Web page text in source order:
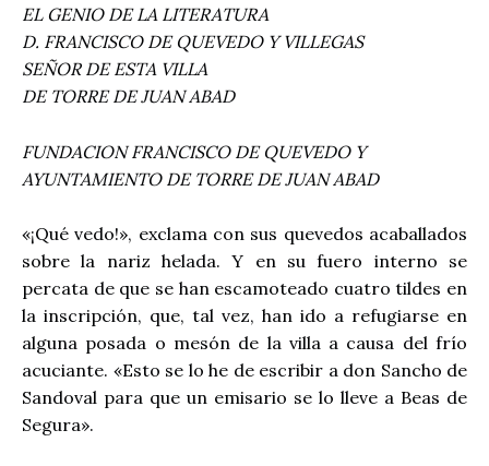
EL GENIO DE LA LITERATURA
D. FRANCISCO DE QUEVEDO Y VILLEGAS
SEÑOR DE ESTA VILLA
DE TORRE DE JUAN ABAD
FUNDACION FRANCISCO DE QUEVEDO Y
AYUNTAMIENTO DE TORRE DE JUAN ABAD
«¡Qué vedo!», exclama con sus quevedos acaballados
sobre la nariz helada. Y en su fuero interno se
percata de que se han escamoteado cuatro tildes en
la inscripción, que, tal vez, han ido a refugiarse en
alguna posada o mesón de la villa a causa del frío
acuciante. «Esto se lo he de escribir a don Sancho de
Sandoval para que un emisario se lo lleve a Beas de
Segura».